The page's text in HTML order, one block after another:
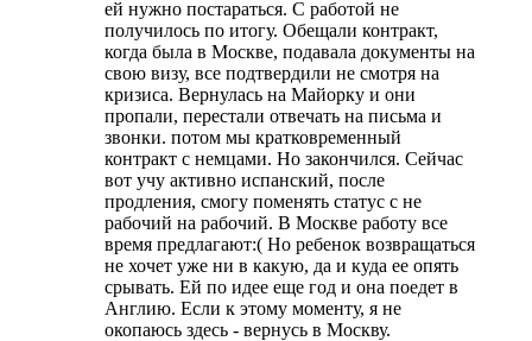
ей нужно постараться. С работой не
получилось по итогу. Обещали контракт,
когда была в Москве, подавала документы на
свою визу, все подтвердили не смотря на
кризиса. Вернулась на Майорку и они
пропали, перестали отвечать на письма и
звонки. потом мы кратковременный
контракт с немцами. Но закончился. Сейчас
вот учу активно испанский, после
продления, смогу поменять статус с не
рабочий на рабочий. В Москве работу все
время предлагают:( Но ребенок возвращаться
не хочет уже ни в какую, да и куда ее опять
срывать. Ей по идее еще год и она поедет в
Англию. Если к этому моменту, я не
окопаюсь здесь - вернусь в Москву.